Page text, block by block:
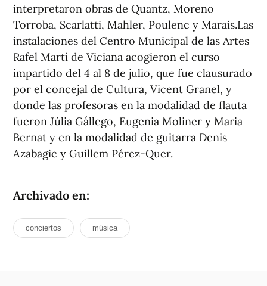
interpretaron obras de Quantz, Moreno
Torroba, Scarlatti, Mahler, Poulenc y Marais.Las
instalaciones del Centro Municipal de las Artes
Rafel Martí de Viciana acogieron el curso
impartido del 4 al 8 de julio, que fue clausurado
por el concejal de Cultura, Vicent Granel, y
donde las profesoras en la modalidad de flauta
fueron Júlia Gállego, Eugenia Moliner y Maria
Bernat y en la modalidad de guitarra Denis
Azabagic y Guillem Pérez-Quer.
Archivado en:
conciertos música